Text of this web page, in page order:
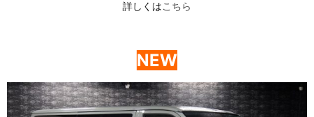
詳しくはこちら
NEW